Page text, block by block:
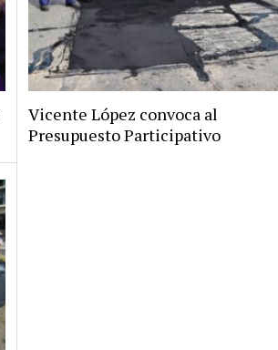
Vicente López convoca al
Presupuesto Participativo